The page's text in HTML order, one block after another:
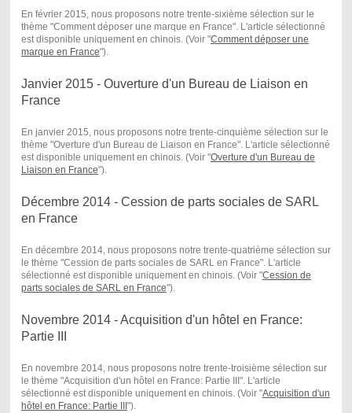
En février 2015, nous proposons notre trente-sixième sélection sur le
thème "Comment déposer une marque en France". L'article sélectionné
est disponible uniquement en chinois. (Voir "Comment déposer une
marque en France") .
Janvier 2015 - Ouverture d'un Bureau de Liaison en
France
En janvier 2015, nous proposons notre trente-cinquième sélection sur le
thème "Overture d'un Bureau de Liaison en France". L'article sélectionné
est disponible uniquement en chinois. (Voir "Overture d'un Bureau de
Liaison en France") .
Décembre 2014 - Cession de parts sociales de SARL
en France
En décembre 2014, nous proposons notre trente-quatrième sélection sur
le thème "Cession de parts sociales de SARL en France". L'article
sélectionné est disponible uniquement en chinois. (Voir "Cession de
parts sociales de SARL en France") .
Novembre 2014 - Acquisition d'un hôtel en France:
Partie III
En novembre 2014, nous proposons notre trente-troisième sélection sur
le thème "Acquisition d'un hôtel en France: Partie III". L'article
sélectionné est disponible uniquement en chinois. (Voir "Acquisition d'un
hôtel en France: Partie III ") .